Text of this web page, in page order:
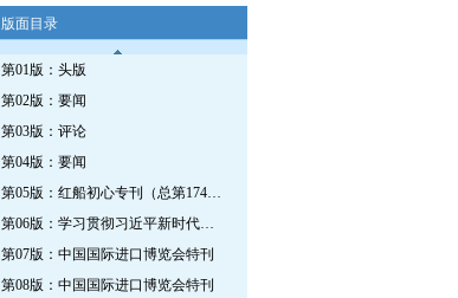
版面目录
第01版：头版
第02版：要闻
第03版：评论
第04版：要闻
第05版：红船初心专刊（总第1740期）
第06版：学习贯彻习近平新时代中国特色社会主义思想专刊
第07版：中国国际进口博览会特刊
第08版：中国国际进口博览会特刊